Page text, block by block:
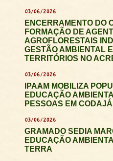
03/06/2026
ENCERRAMENTO DO
FORMAÇÃO DE
AGROFLORESTAIS
GESTÃO AMBIENTAL
TERRITÓRIOS NO
03/06/2026
IPAAM MOBILIZA
EDUCAÇÃO
PESSOAS EM
03/06/2026
GRAMADO SEDIA
EDUCAÇÃO
TERRA